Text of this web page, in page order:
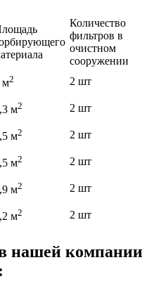
Количество
фильтров в
очистном
сооружении
м2
2 шт
м2
2 шт
м2
2 шт
м2
2 шт
м2
2 шт
м2 2 шт
нашей компании